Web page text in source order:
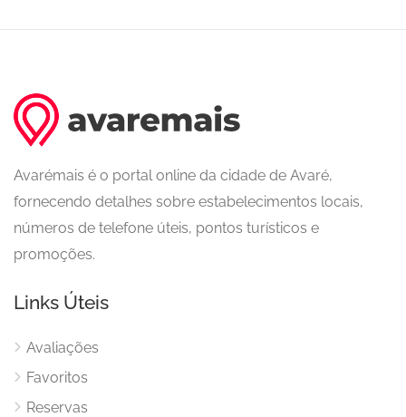
Avarémais é o portal online da cidade de Avaré,
fornecendo detalhes sobre estabelecimentos locais,
números de telefone úteis, pontos turísticos e
promoções.
Links Úteis
Avaliações
Favoritos
Reservas